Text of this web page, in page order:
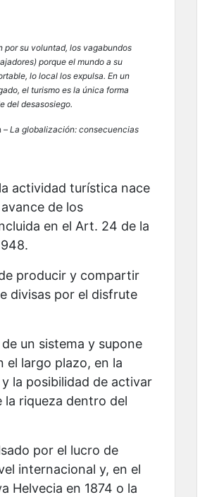
por su voluntad, los vagabundos
porque el mundo a su
lo local los expulsa. En un
el turismo es la única forma
del desasosiego.
– La globalización: consecuencias
actividad turística nace
de los
en el Art. 24 de la
producir y compartir
divisas por el disfrute
un sistema y supone
el largo plazo, en la
la posibilidad de activar
riqueza dentro del
por el lucro de
internacional y, en el
Helvecia en 1874 o la